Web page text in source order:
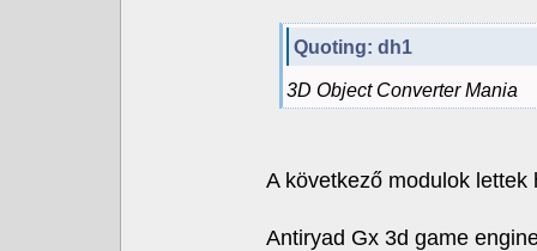
Quoting: dh1
3D Object Converter Mania
A következő modulok lettek
Antiryad Gx 3d game